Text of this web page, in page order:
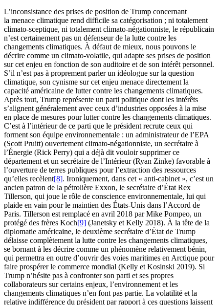
L’inconsistance des prises de position de Trump concernant
la menace climatique rend difficile sa catégorisation ; ni totalement
climato-sceptique, ni totalement climato-négationniste, le républicain
n’est certainement pas un défenseur de la lutte contre les
changements climatiques. À défaut de mieux, nous pouvons le
décrire comme un climato-volatile, qui adapte ses prises de position
sur cet enjeu en fonction de son auditoire et de son intérêt personnel.
S’il n’est pas à proprement parler un idéologue sur la question
climatique, son cynisme sur cet enjeu menace directement la
capacité américaine de lutter contre les changements climatiques.
Après tout, Trump représente un parti politique dont les intérêts
s’alignent généralement avec ceux d’industries opposées à la mise
en place de mesures pour lutter contre les changements climatiques.
C’est à l’intérieur de ce parti que le président recrute ceux qui
forment son équipe environnementale : un administrateur de l’EPA
(Scott Pruitt) ouvertement climato-négationniste, un secrétaire à
l’Énergie (Rick Perry) qui a déjà dit vouloir supprimer ce
département et un secrétaire de l’Intérieur (Ryan Zinke) favorable à
l’ouverture de terres publiques pour l’extraction des ressources
qu’elles recèlent[8]. Ironiquement, dans cet « anti-cabinet », c’est un
ancien patron de la pétrolière Exxon, le secrétaire d’État Rex
Tillerson, qui joue le rôle de conscience environnementale, lui qui
plaide en vain pour le maintien des États-Unis dans l’Accord de
Paris. Tillerson est remplacé en avril 2018 par Mike Pompeo, un
protégé des frères Koch[9] (Janetsky et Kelly 2018). À la tête de la
diplomatie américaine, le deuxième secrétaire d’État de Trump
délaisse complètement la lutte contre les changements climatiques,
se bornant à les décrire comme un phénomène relativement bénin,
qui permettra en outre d’ouvrir des voies maritimes en Arctique pour
faire prospérer le commerce mondial (Kelly et Kosinski 2019). Si
Trump n’hésite pas à confronter son parti et ses propres
collaborateurs sur certains enjeux, l’environnement et les
changements climatiques n’en font pas partie. La volatilité et la
relative indifférence du président par rapport à ces questions laissent